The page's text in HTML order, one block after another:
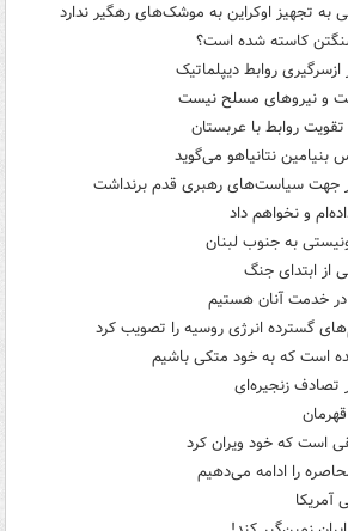
به تجهیز اوکراین به موشک‌های رهگیر ندارد
کاسته شده است؟
روابط دیپلماتیک
و نیروهای مسلح نیست
روابط با عربستان
بنیامین نتانیاهو می‌گوید
در جهت سیاست‌های رهبری قدم برنداشت
و نخواهم داد
به جنوب لبنان
در خدمت آنان هستیم
گسترده انرژی روسیه را تصویب کرد
است که به خود متکی باشیم
است که خود ویران کرد
را ادامه می‌دهیم
آمریکا